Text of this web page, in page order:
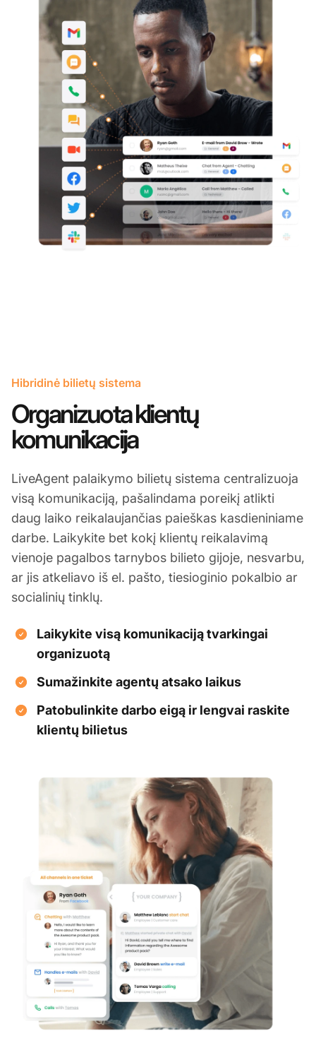
Hibridinė bilietų sistema
Organizuota klientų
komunikacija
LiveAgent palaikymo bilietų sistema centralizuoja
visą komunikaciją, pašalindama poreikį atlikti
daug laiko reikalaujančias paieškas kasdieniniame
darbe. Laikykite bet kokį klientų reikalavimą
vienoje pagalbos tarnybos bilieto gijoje, nesvarbu,
ar jis atkeliavo iš el. pašto, tiesioginio pokalbio ar
socialinių tinklų.
Laikykite visą komunikaciją tvarkingai
organizuotą
Sumažinkite agentų atsako laikus
Patobulinkite darbo eigą ir lengvai raskite
klientų bilietus